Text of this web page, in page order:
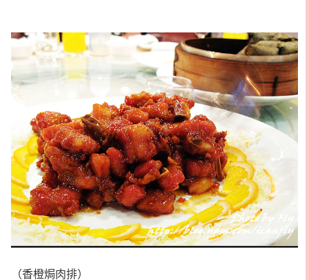
（香橙焗肉排）